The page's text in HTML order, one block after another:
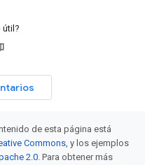
útil?
de esta página está
Commons, y los ejemplos
2.0. Para obtener más